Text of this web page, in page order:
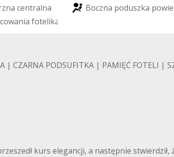
zna centralna Boczna poduszka powie
cowania fotelika
CZARNA PODSUFITKA | PAMIĘĆ FOTELI |
kurs elegancji, a następnie